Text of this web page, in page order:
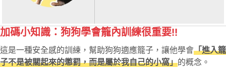
加碼小知識：狗狗學會籠內訓練很重要!!
這是一種安全感的訓練，幫助狗狗適應籠子，讓他學會「進入籠
子不是被關起來的懲罰，而是屬於我自己的小窩」的概念。